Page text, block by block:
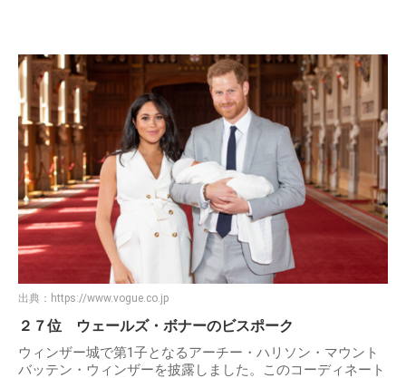
出典： https://www.vogue.co.jp
２７位 ウェールズ・ボナーのビスポーク
ウィンザー城で第1子となるアーチー・ハリソン・マウント
バッテン・ウィンザーを披露しました。このコーディネート